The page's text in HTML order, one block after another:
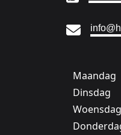
Ga
Maandag
Dinsdag
Woensdag